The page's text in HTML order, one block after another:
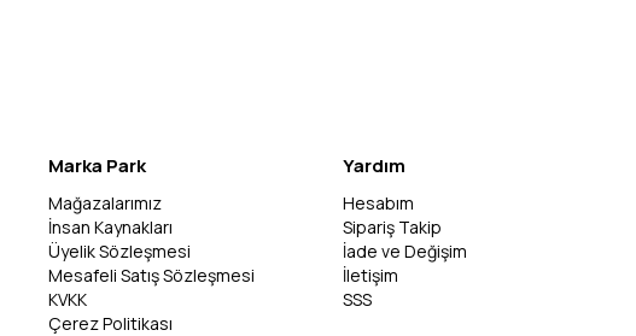
Marka Park
Mağazalarımız
İnsan Kaynakları
Üyelik Sözleşmesi
Mesafeli Satış Sözleşmesi
KVKK
Çerez Politikası
Yardım
Hesabım
Sipariş Takip
İade ve Değişim
İletişim
SSS